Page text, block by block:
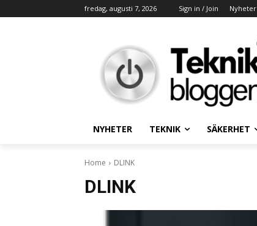
fredag, augusti 7, 2026 Sign in / Join Nyheter
NYHETER TEKNIK SÄKERHET
Home DLINK
DLINK